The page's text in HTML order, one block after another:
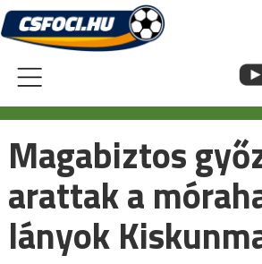
Skip
to
content
Magabiztos
arattak a
lányok